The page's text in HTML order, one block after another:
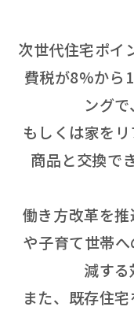
次世代住宅ポイ
費税が8%から
ングで
もしくは家を
商品と交換で
働き方改革を
や子育て世帯
減する
また、既存住